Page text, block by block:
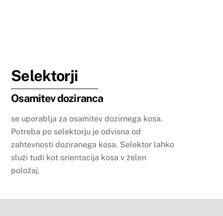
Selektorji
Osamitev doziranca
se uporablja za osamitev dozirnega kosa.
Potreba po selektorju je odvisna od
zahtevnosti doziranega kosa. Selektor lahko
služi tudi kot orientacija kosa v želen
položaj.